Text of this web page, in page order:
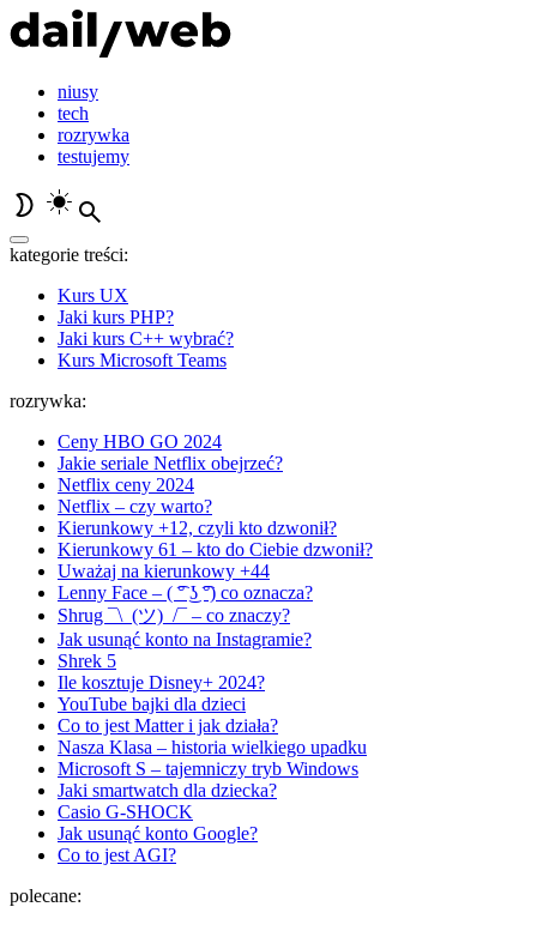
niusy
tech
rozrywka
testujemy
kategorie treści:
Kurs UX
Jaki kurs PHP?
Jaki kurs C++ wybrać?
Kurs Microsoft Teams
rozrywka:
Ceny HBO GO 2024
Jakie seriale Netflix obejrzeć?
Netflix ceny 2024
Netflix – czy warto?
Kierunkowy +12, czyli kto dzwonił?
Kierunkowy 61 – kto do Ciebie dzwonił?
Uważaj na kierunkowy +44
Lenny Face – ( ͡° ͜ʖ ͡°) co oznacza?
Shrug ¯\_(ツ)_/¯ – co znaczy?
Jak usunąć konto na Instagramie?
Shrek 5
Ile kosztuje Disney+ 2024?
YouTube bajki dla dzieci
Co to jest Matter i jak działa?
Nasza Klasa – historia wielkiego upadku
Microsoft S – tajemniczy tryb Windows
Jaki smartwatch dla dziecka?
Casio G-SHOCK
Jak usunąć konto Google?
Co to jest AGI?
polecane: